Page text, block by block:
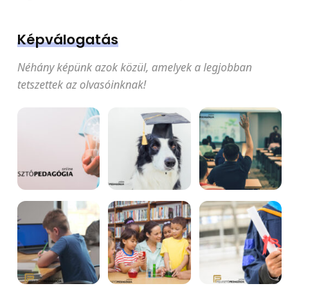
Képválogatás
Néhány képünk azok közül, amelyek a legjobban
tetszettek az olvasóinknak!